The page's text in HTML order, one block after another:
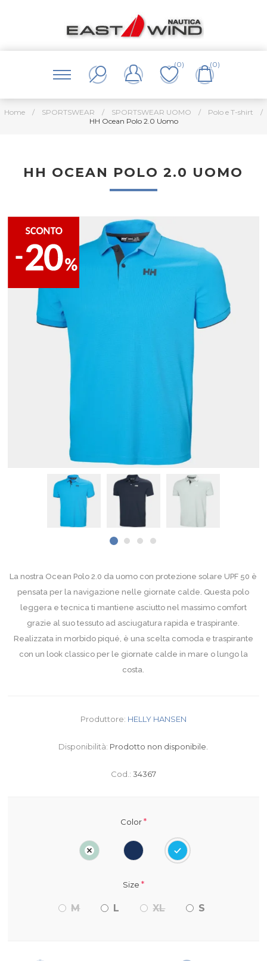
(0) (0)
Home / SPORTSWEAR / SPORTSWEAR UOMO / Polo e T-shirt
/
HH Ocean Polo 2.0 Uomo
HH OCEAN POLO 2.0 UOMO
La nostra Ocean Polo 2.0 da uomo con protezione solare UPF 50 è
pensata per la navigazione nelle giornate calde. Questa polo
leggera e tecnica ti mantiene asciutto nel massimo comfort
grazie al suo tessuto ad asciugatura rapida e traspirante.
Realizzata in morbido piqué, è una scelta comoda e traspirante
con un look classico per le giornate calde in mare o lungo la
costa.
Produttore: HELLY HANSEN
Disponibilità: Prodotto non disponibile.
Cod.: 34367
Color*
Size *
M L XL S